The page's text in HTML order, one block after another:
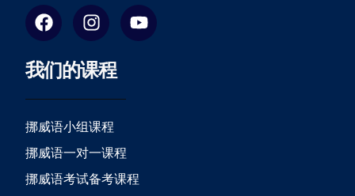
F
a
c
e
b
o
o
k
I
n
s
t
a
g
r
a
m
Y
o
u
我们的课程
挪威语小组课程
挪威语一对一课程
挪威语考试备考课程